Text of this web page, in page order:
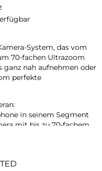
System, das vom
70-fachen Ultrazoom
nah aufnehmen oder
perfekte
in seinem Segment
mit bis zu 70-fachem
in jeder Entfernung